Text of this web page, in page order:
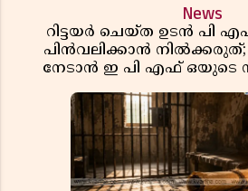
News
റിട്ടയർ ചെയ്ത ഉടൻ
പിൻവലിക്കാൻ
നേടാൻ ഇ പി എഫ് ഒയുടെ